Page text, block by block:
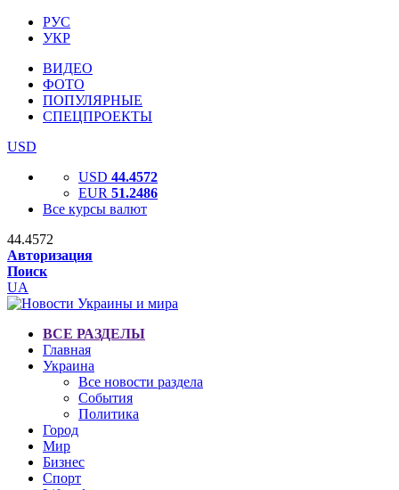
РУС
УКР
ВИДЕО
ФОТО
ПОПУЛЯРНЫЕ
СПЕЦПРОЕКТЫ
USD
USD 44.4572
EUR 51.2486
Все курсы валют
44.4572
Авторизация
Поиск
UA
ВСЕ РАЗДЕЛЫ
Главная
Украина
Все новости раздела
События
Политика
Город
Мир
Бизнес
Спорт